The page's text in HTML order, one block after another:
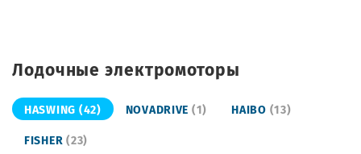
Лодочные электромоторы
HASWING (42) NOVADRIVE (1) HAIBO (13)
FISHER(23)